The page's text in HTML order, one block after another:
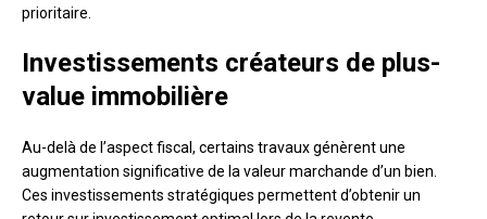
prioritaire.
Investissements créateurs de plus-
value immobilière
Au-delà de l’aspect fiscal, certains travaux génèrent une
augmentation significative de la valeur marchande d’un bien.
Ces investissements stratégiques permettent d’obtenir un